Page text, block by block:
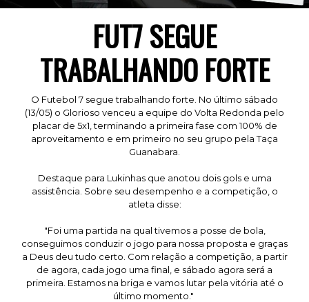
FUT7 SEGUE
TRABALHANDO FORTE
O Futebol 7 segue trabalhando forte. No último sábado
(13/05) o Glorioso venceu a equipe do Volta Redonda pelo
placar de 5x1, terminando a primeira fase com 100% de
aproveitamento e em primeiro no seu grupo pela Taça
Guanabara.
Destaque para Lukinhas que anotou dois gols e uma
assistência. Sobre seu desempenho e a competição, o
atleta disse:
"Foi uma partida na qual tivemos a posse de bola,
conseguimos conduzir o jogo para nossa proposta e graças
a Deus deu tudo certo. Com relação a competição, a partir
de agora, cada jogo uma final, e sábado agora será a
primeira. Estamos na briga e vamos lutar pela vitória até o
último momento."